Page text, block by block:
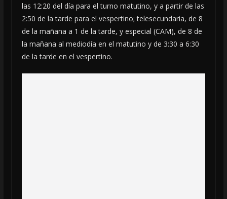
las 12:20 del día para el turno matutino, y a partir de las
2:50 de la tarde para el vespertino; telesecundaria, de 8
de la mañana a 1 de la tarde, y especial (CAM), de 8 de
la mañana al mediodía en el matutino y de 3:30 a 6:30
de la tarde en el vespertino.